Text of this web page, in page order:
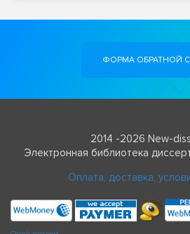
ФОРМА ОБРАТНОЙ
2014 -2026 New-
Электронная библиотека
Оплата, доставка,